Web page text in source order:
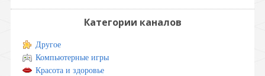
Категории каналов
Другое
Компьютерные игры
Красота и здоровье